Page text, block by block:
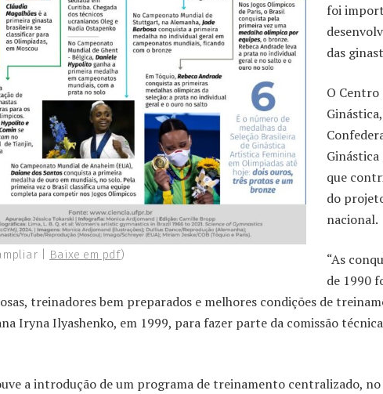
| Baixe em pdf)
foi
das
O Centro
que
do
nacional.
“As
de 1990
treinadores bem preparados e melhores condições de
Iryna Ilyashenko, em 1999, para fazer parte da comissão técnica
a introdução de um programa de treinamento centralizado, no